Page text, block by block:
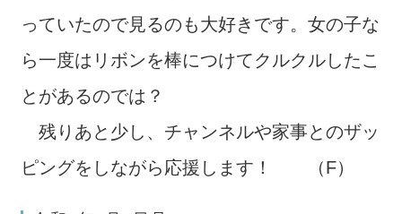
っていたので見るのも大好きです。女の子な
ら一度はリボンを棒につけてクルクルしたこ
とがあるのでは？
残りあと少し、チャンネルや家事とのザッ
ピングをしながら応援します！ （F）